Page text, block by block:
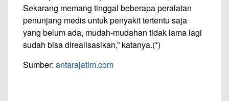
Sekarang memang tinggal beberapa peralatan
penunjang medis untuk penyakit tertentu saja
yang belum ada, mudah-mudahan tidak lama lagi
sudah bisa direalisasikan,” katanya.(*)
Sumber: antarajatim.com